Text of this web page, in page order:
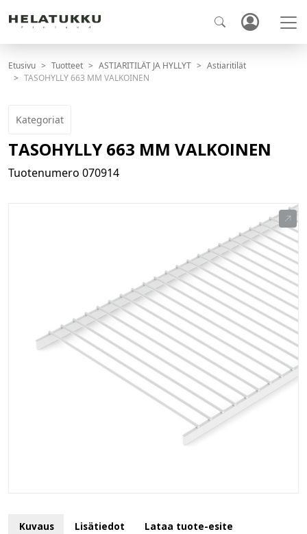
Etusivu Tuotteet ASTIARITILÄT JA HYLLYT
Astiaritilät
TASOHYLLY 663 MM VALKOINEN
Kategoriat
TASOHYLLY 663 MM VALKOINEN
Tuotenumero 070914
Kuvaus Lisätiedot Lataa tuote-esite